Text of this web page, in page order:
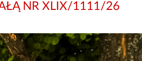
NR XLIX/1111/26